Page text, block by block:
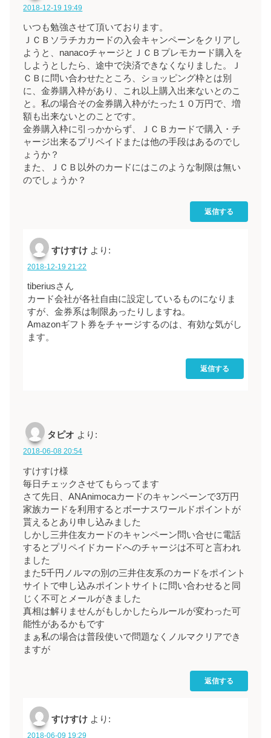
2018-12-19 19:49
いつも勉強させて頂いております。
ＪＣＢソラチカカードの入会キャンペーンをクリアし
ようと、nanacoチャージとＪＣＢプレモカード購入を
しようとしたら、途中で決済できなくなりました。Ｊ
ＣＢに問い合わせたところ、ショッピング枠とは別
に、金券購入枠があり、これ以上購入出来ないとのこ
と。私の場合その金券購入枠がたった１０万円で、増
額も出来ないとのことです。
金券購入枠に引っかからず、ＪＣＢカードで購入・チ
ャージ出来るプリペイドまたは他の手段はあるのでし
ょうか？
また、ＪＣＢ以外のカードにはこのような制限は無い
のでしょうか？
返信する
すけすけ より:
2018-12-19 21:22
tiberiusさん
カード会社が各社自由に設定しているものになりま
すが、金券系は制限あったりしますね。
Amazonギフト券をチャージするのは、有効な気がし
ます。
返信する
タピオ より:
2018-06-08 20:54
すけすけ様
毎日チェックさせてもらってます
さて先日、ANAnimocaカードのキャンペーンで3万円
家族カードを利用するとボーナスワールドポイントが
貰えるとあり申し込みました
しかし三井住友カードのキャンペーン問い合せに電話
するとプリペイドカードへのチャージは不可と言われ
ました
また5千円ノルマの別の三井住友系のカードをポイント
サイトで申し込みポイントサイトに問い合わせると同
じく不可とメールがきました
真相は解りませんがもしかしたらルールが変わった可
能性があるかもです
まぁ私の場合は普段使いで問題なくノルマクリアでき
ますが
返信する
すけすけ より:
2018-06-09 19:29